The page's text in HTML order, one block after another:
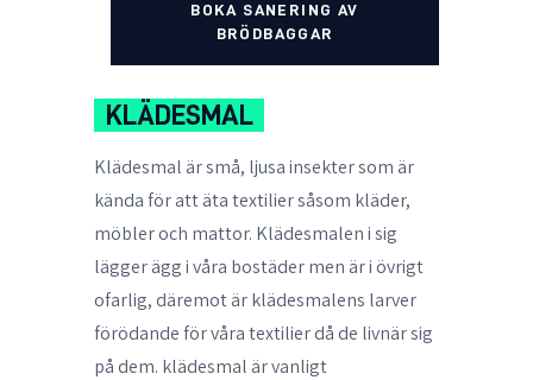
BOKA SANERING AV
BRÖDBAGGAR
KLÄDESMAL
Klädesmal är små, ljusa insekter som är
kända för att äta textilier såsom kläder,
möbler och mattor. Klädesmalen i sig
lägger ägg i våra bostäder men är i övrigt
ofarlig, däremot är klädesmalens larver
förödande för våra textilier då de livnär sig
på dem. klädesmal är vanligt